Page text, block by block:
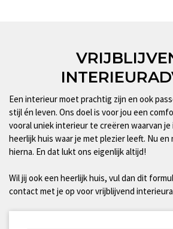
Een interieur moet prachtig zijn en ook
stijl én leven. Ons doel is voor jou een
vooral uniek interieur te creëren waarvan
heerlijk huis waar je met plezier leeft. Nu en
hierna. En dat lukt ons eigenlijk altijd!
Wil jij ook een heerlijk huis, vul dan dit
contact met je op voor vrijblijvend